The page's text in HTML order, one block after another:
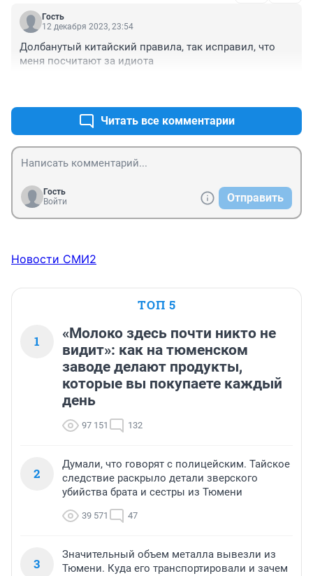
Гость
12 декабря 2023, 23:54
Долбанутый китайский правила, так исправил, что
меня посчитают за идиота
Читать все комментарии
Гость
Войти
Отправить
Новости СМИ2
ТОП 5
1
«Молоко здесь почти никто не
видит»: как на тюменском
заводе делают продукты,
которые вы покупаете каждый
день
97 151 132
2
Думали, что говорят с полицейским. Тайское
следствие раскрыло детали зверского
убийства брата и сестры из Тюмени
39 571 47
3
Значительный объем металла вывезли из
Тюмени. Куда его транспортировали и зачем